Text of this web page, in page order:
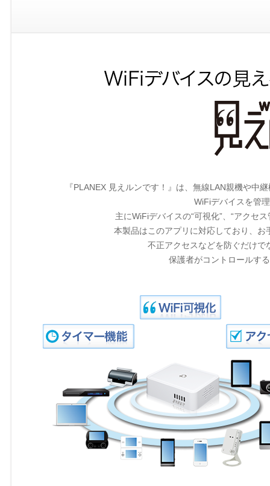
『PLANEX 見えルンです！』は、無線LAN親機や中
WiFiデバイスを管
主にWiFiデバイスの“可視化”、“アクセ
本製品はこのアプリに対応しており、
不正アクセスなどを防ぐだけ
保護者がコントロールす